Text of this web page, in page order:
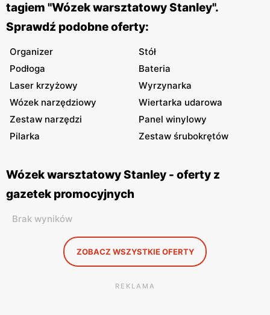
tagiem "Wózek warsztatowy Stanley".
Sprawdź podobne oferty:
Organizer
Stół
Podłoga
Bateria
Laser krzyżowy
Wyrzynarka
Wózek narzędziowy
Wiertarka udarowa
Zestaw narzędzi
Panel winylowy
Pilarka
Zestaw śrubokrętów
Wózek warsztatowy Stanley - oferty z
gazetek promocyjnych
Brak wyników
ZOBACZ WSZYSTKIE OFERTY
REKLAMA